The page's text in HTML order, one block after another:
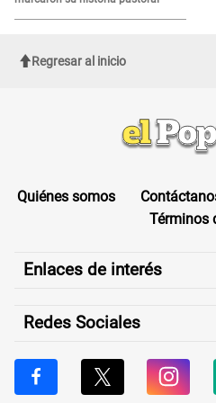
Regresar al inicio
Quiénes somos
Términos
Enlaces de interés
Redes Sociales